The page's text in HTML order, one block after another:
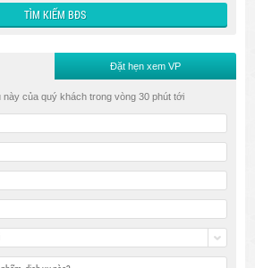
Đặt hẹn xem VP
của quý khách trong vòng 30 phút tới